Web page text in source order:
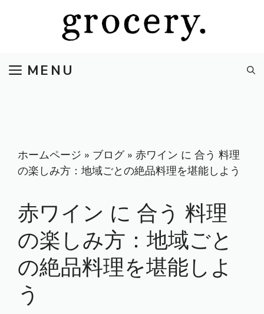
ツ
MENU
ホームページ » ブログ» 赤ワイン に 合う 料理
の楽しみ方：地域ごとの絶品料理を堪能しよう
赤ワイン に 合う 料理
の楽しみ方：地域ごと
の絶品料理を堪能しよ
う